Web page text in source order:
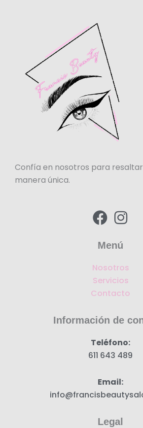
Confía en nosotros para
manera única.
F
a
c
e
b
o
k
I
s
t
a
g
a
m
Menú
Nosotros
Servicios
Contacto
Información de
Teléfono:
611 643 489
Email:
Legal